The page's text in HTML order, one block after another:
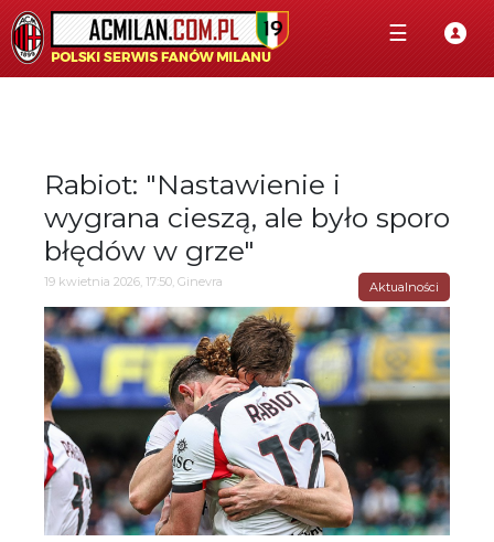
☰
Rabiot: "Nastawienie i
wygrana cieszą, ale było sporo
błędów w grze"
19 kwietnia 2026, 17:50, Ginevra Aktualności